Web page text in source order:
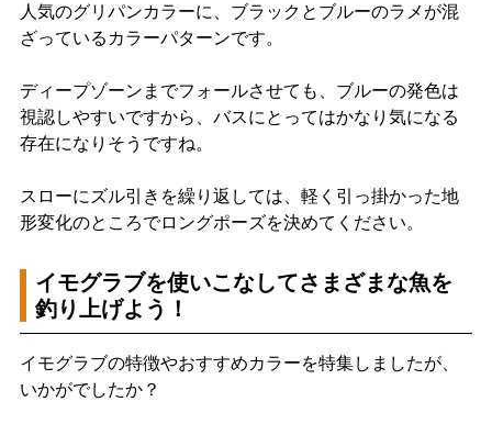
人気のグリパンカラーに、ブラックとブルーのラメが混
ざっているカラーパターンです。
ディープゾーンまでフォールさせても、ブルーの発色は
視認しやすいですから、バスにとってはかなり気になる
存在になりそうですね。
スローにズル引きを繰り返しては、軽く引っ掛かった地
形変化のところでロングポーズを決めてください。
イモグラブを使いこなしてさまざまな魚を
釣り上げよう！
イモグラブの特徴やおすすめカラーを特集しましたが、
いかがでしたか？